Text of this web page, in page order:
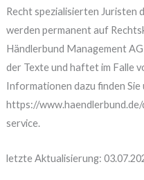
Recht spezialisierten Juristen
werden permanent auf
Händlerbund Management
der Texte und haftet im Falle
Informationen dazu finden Sie
https://
service.
letzte Aktualisierung: